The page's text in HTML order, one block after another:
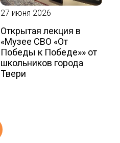
27 июня 2026
Открытая лекция в
«Музее СВО «От
Победы к Победе»» от
школьников города
Твери